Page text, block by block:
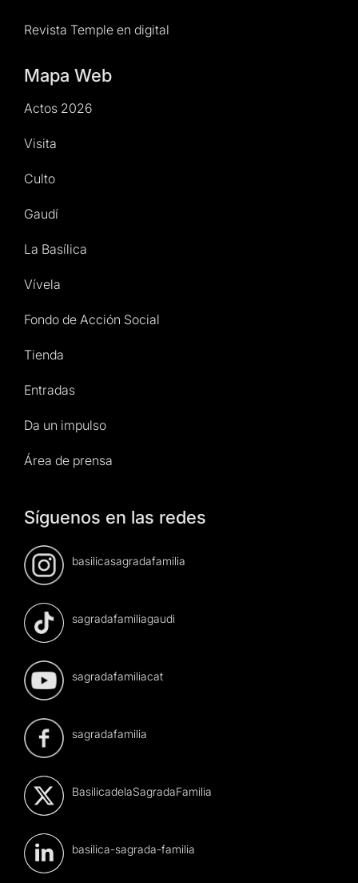
Revista Temple en digital
Mapa Web
Actos 2026
Visita
Culto
Gaudí
La Basílica
Vívela
Fondo de Acción Social
Tienda
Entradas
Da un impulso
Área de prensa
Síguenos en las redes
basilicasagradafamilia
sagradafamiliagaudi
sagradafamiliacat
sagradafamilia
BasilicadelaSagradaFamilia
basilica-sagrada-familia